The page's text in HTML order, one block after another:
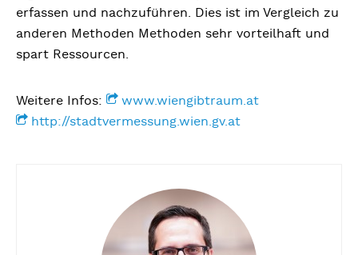
erfassen und nachzuführen. Dies ist im Vergleich zu
anderen Methoden Methoden sehr vorteilhaft und
spart Ressourcen.
Weitere Infos:
www.wiengibtraum.at
http://stadtvermessung.wien.gv.at